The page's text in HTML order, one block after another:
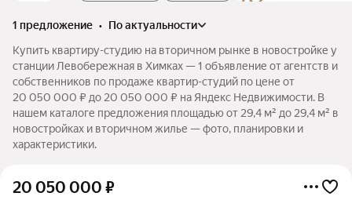
1 предложение •
по актуальности
Купить квартиру-студию на вторичном рынке в новостройке у
станции Левобережная в Химках — 1 объявление от агентств и
собственников по продаже квартир-студий по цене от
20 050 000 ₽ до 20 050 000 ₽ на Яндекс Недвижимости. В
нашем каталоге предложения площадью от 29,4 м² до 29,4 м² в
новостройках и вторичном жилье — фото, планировки и
характеристики.
20 050 000 ₽